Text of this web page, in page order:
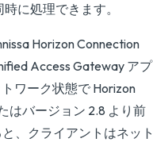
に処理できます。
Horizon Connection
Access Gateway アプ
ワーク状態で Horizon
はバージョン 2.8 より前
、クライアントはネット